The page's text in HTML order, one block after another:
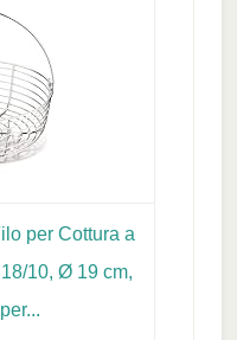
per Cottura a
10, Ø 19 cm,